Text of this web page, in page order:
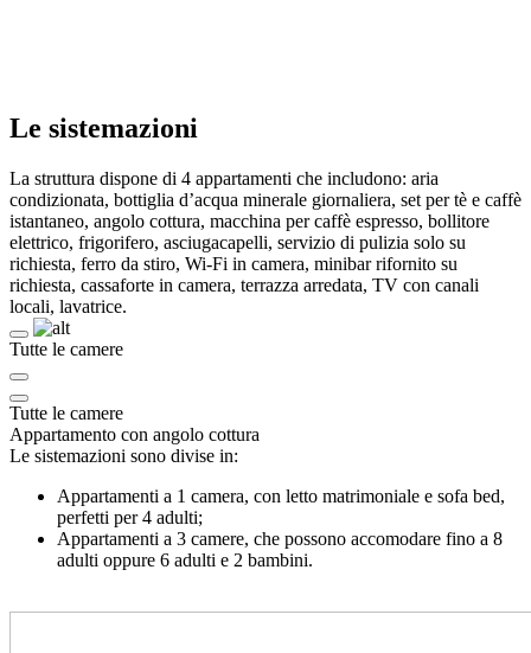
Le sistemazioni
La struttura dispone di 4 appartamenti che includono: aria
condizionata, bottiglia d’acqua minerale giornaliera, set per tè e caffè
istantaneo, angolo cottura, macchina per caffè espresso, bollitore
elettrico, frigorifero, asciugacapelli, servizio di pulizia solo su
richiesta, ferro da stiro, Wi-Fi in camera, minibar rifornito su
richiesta, cassaforte in camera, terrazza arredata, TV con canali
locali, lavatrice.
Tutte le camere
Tutte le camere
Appartamento con angolo cottura
Le sistemazioni sono divise in:
Appartamenti a 1 camera, con letto matrimoniale e sofa bed,
perfetti per 4 adulti;
Appartamenti a 3 camere, che possono accomodare fino a 8
adulti oppure 6 adulti e 2 bambini.